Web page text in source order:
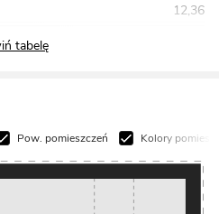
12,36
Pow. pomieszczeń Kolory